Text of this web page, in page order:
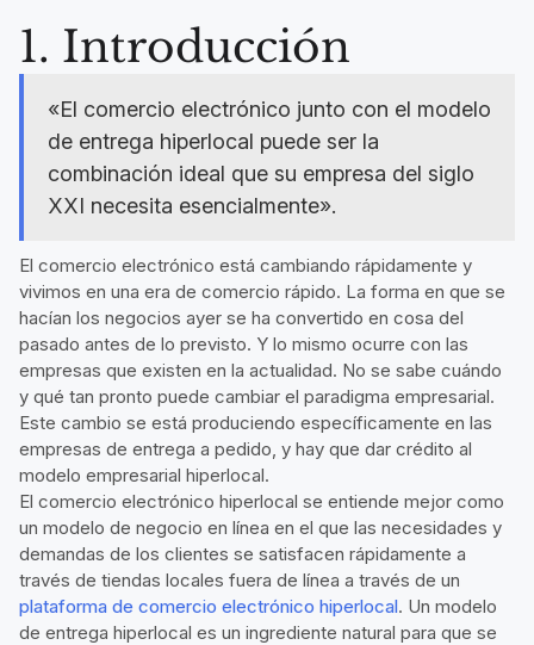
1. Introducción
«El comercio electrónico junto con el modelo
de entrega hiperlocal puede ser la
combinación ideal que su empresa del siglo
XXI necesita esencialmente».
El comercio electrónico está cambiando rápidamente y
vivimos en una era de comercio rápido. La forma en que se
hacían los negocios ayer se ha convertido en cosa del
pasado antes de lo previsto. Y lo mismo ocurre con las
empresas que existen en la actualidad. No se sabe cuándo
y qué tan pronto puede cambiar el paradigma empresarial.
Este cambio se está produciendo específicamente en las
empresas de entrega a pedido, y hay que dar crédito al
modelo empresarial hiperlocal.
El comercio electrónico hiperlocal se entiende mejor como
un modelo de negocio en línea en el que las necesidades y
demandas de los clientes se satisfacen rápidamente a
través de tiendas locales fuera de línea a través de un
plataforma de comercio electrónico hiperlocal. Un modelo
de entrega hiperlocal es un ingrediente natural para que se